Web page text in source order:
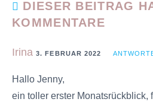
DIESER BEITRAG
KOMMENTARE
Irina 3. FEBRUAR 2022
Hallo Jenny,
ein toller erster Monatsrückblick,